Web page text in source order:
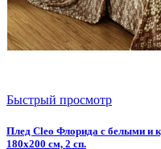
Быстрый просмотр
Плед Cleo Флорида с белыми и
180х200 см, 2 сп.